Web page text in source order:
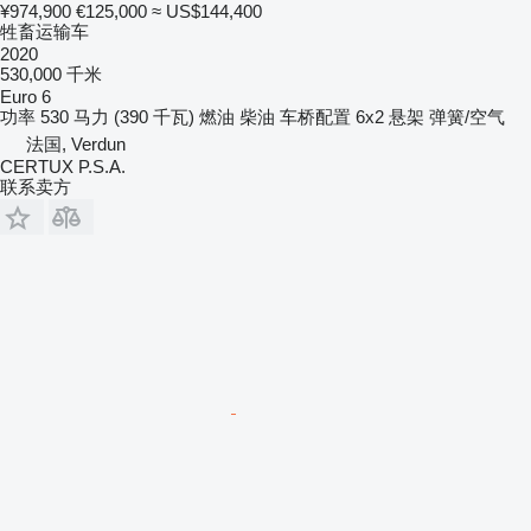
¥974,900 €125,000 ≈ US$144,400
牲畜运输车
2020
530,000 千米
Euro 6
功率 530 马力 (390 千瓦) 燃油 柴油 车桥配置 6x2 悬架 弹簧/空气
法国, Verdun
CERTUX P.S.A.
联系卖方